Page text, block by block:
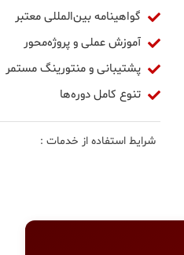
گواهینامه بین‌المللی معتبر
آموزش عملی و پروژه‌محور
پشتیبانی و منتورینگ مستمر
تنوع کامل دوره‌ها
شرایط استفاده از خدمات :